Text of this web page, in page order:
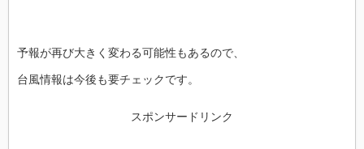
予報が再び大きく変わる可能性もあるので、
台風情報は今後も要チェックです。
スポンサードリンク